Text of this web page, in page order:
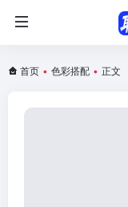
首页 • 色彩搭配 • 正文